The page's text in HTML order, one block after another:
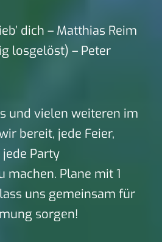
dich – Matthias Reim
losgelöst) – Peter
und vielen weiteren im
bereit, jede Feier,
Party
machen. Plane mit 1
uns gemeinsam für
sorgen!